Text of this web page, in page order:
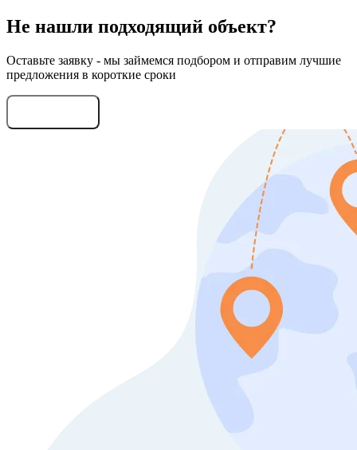
Не нашли подходящий объект?
Оставьте заявку - мы займемся подбором и отправим лучшие
предложения в короткие сроки